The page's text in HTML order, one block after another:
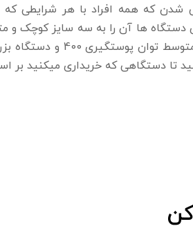
که همه افراد با هر شرایطی که
دستگاه ها آن را به سه سایز کوچک و
تا دستگاهی که خریداری میکنید بر